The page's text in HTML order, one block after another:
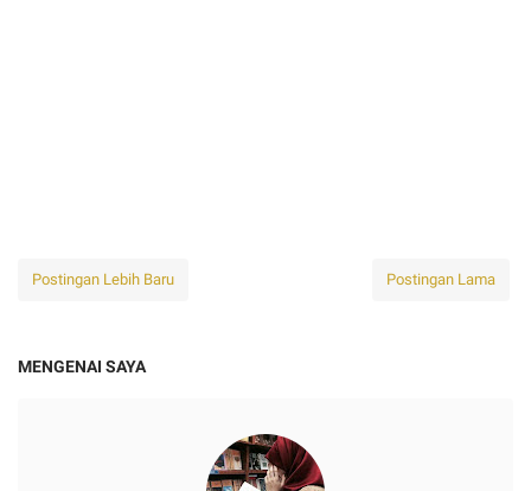
Postingan Lebih Baru Postingan Lama
MENGENAI SAYA